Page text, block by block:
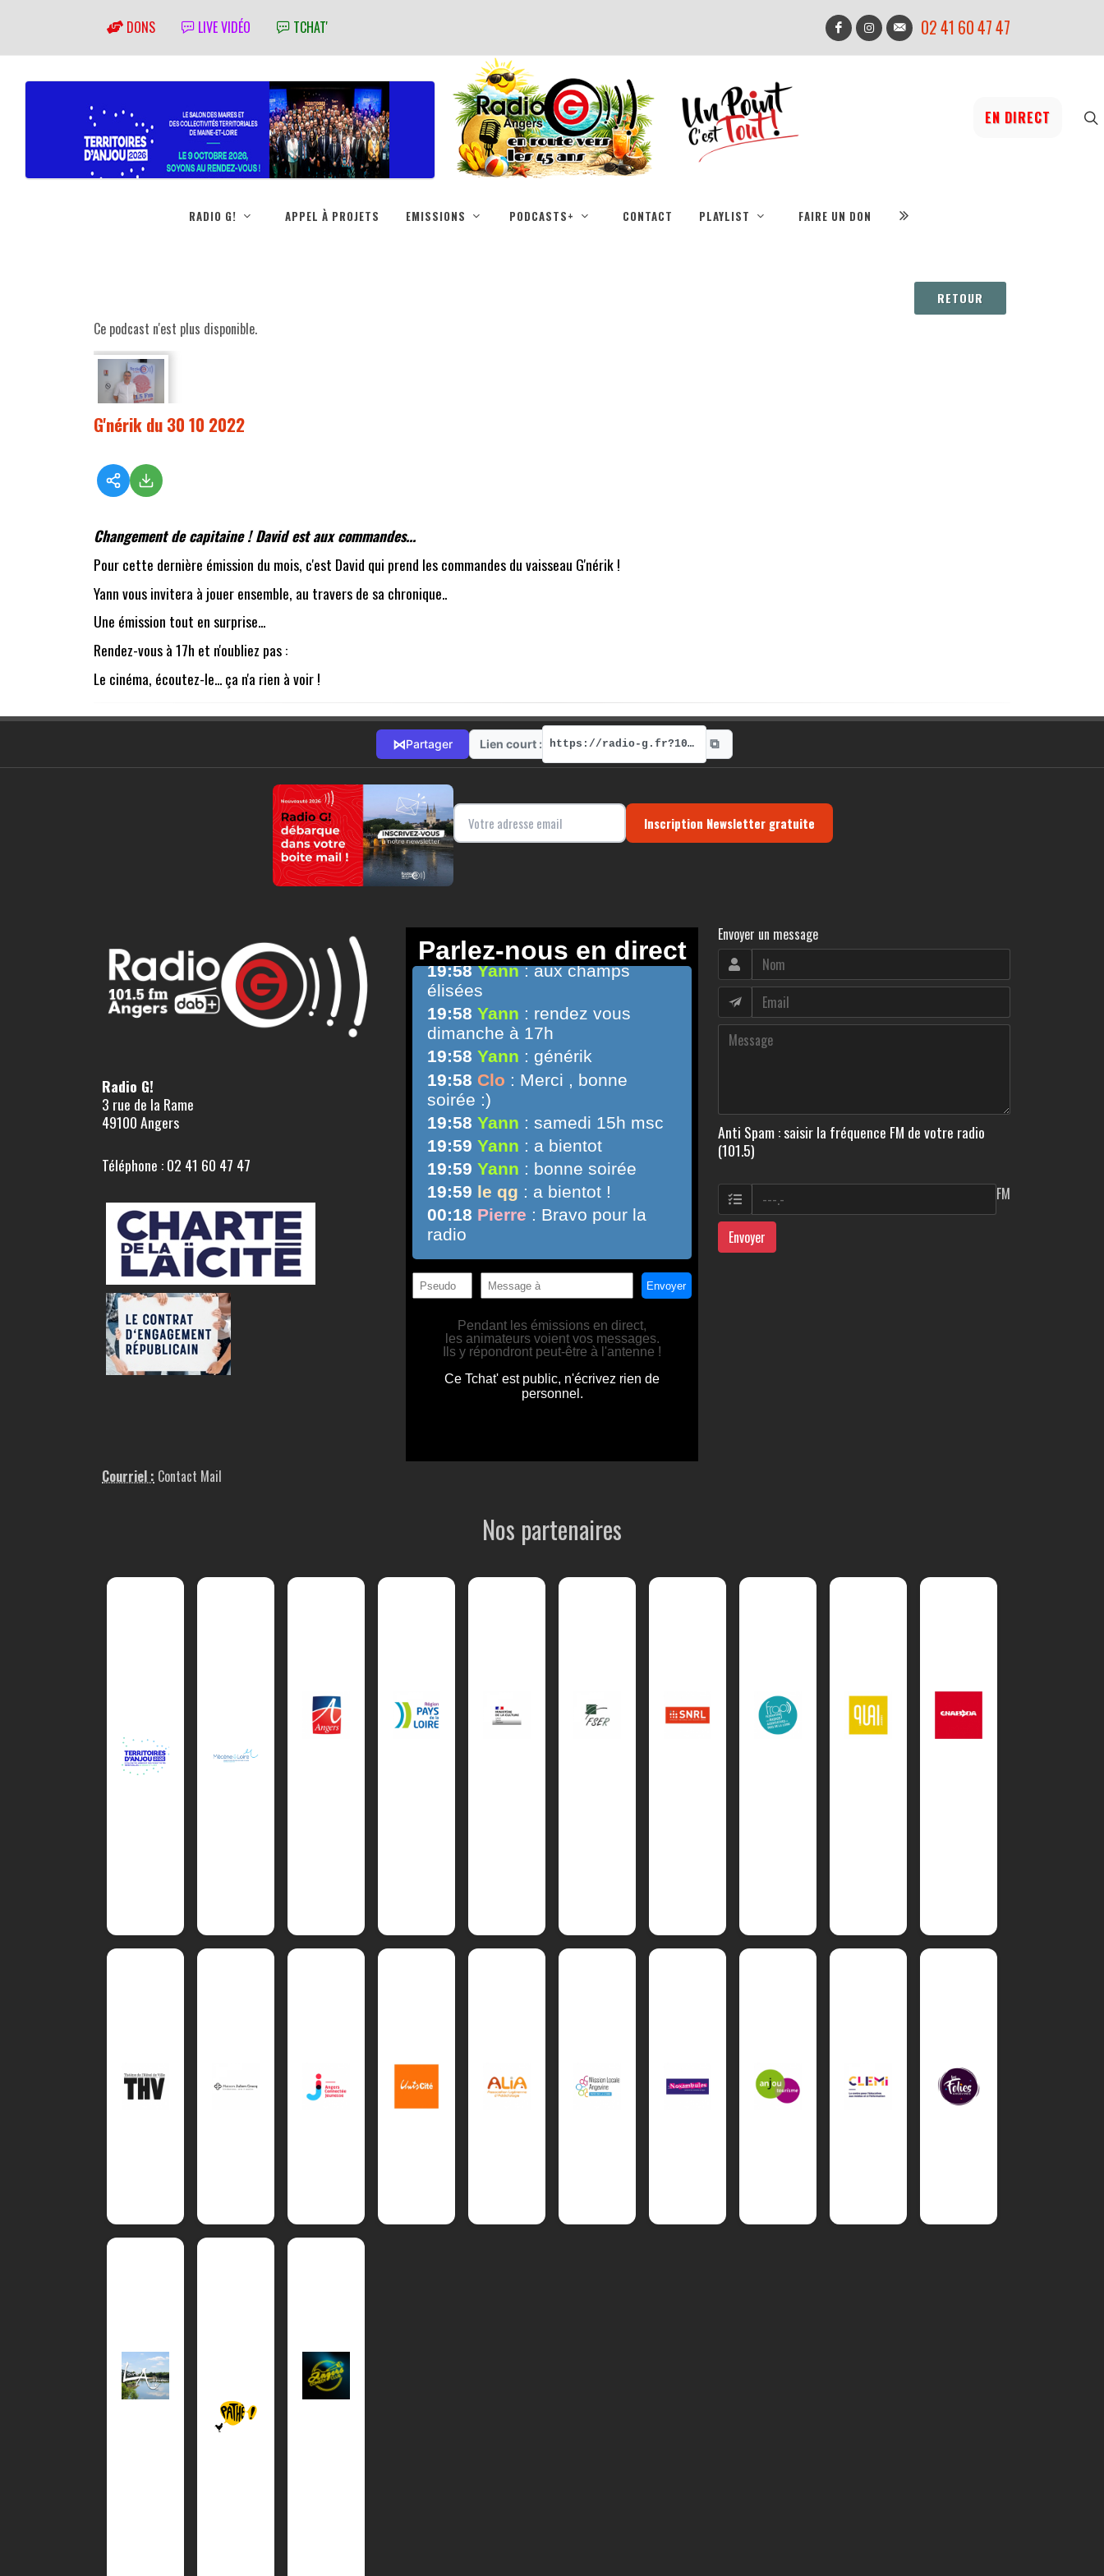
DONS LIVE VIDÉO TCHAT' 02 41 60 47 47
EN DIRECT
RADIO G! APPEL À PROJETS EMISSIONS PODCASTS+ CONTACT PLAYLIST FAIRE UN DON
RETOUR
Ce podcast n'est plus disponible.
G'nérik du 30 10 2022
Changement de capitaine ! David est aux commandes...
Pour cette dernière émission du mois, c'est David qui prend les commandes du vaisseau G'nérik !
Yann vous invitera à jouer ensemble, au travers de sa chronique..
Une émission tout en surprise...
Rendez-vous à 17h et n'oubliez pas :
Le cinéma, écoutez-le... ça n'a rien à voir !
⋈Partager Lien court : https://radio-g.fr?10126 ⧉
Inscription Newsletter gratuite
Radio G!
3 rue de la Rame
49100 Angers
Téléphone : 02 41 60 47 47
Courriel : Contact Mail
Envoyer un message
Anti Spam : saisir la fréquence FM de votre radio
(101.5)
FM
Envoyer
Nos partenaires